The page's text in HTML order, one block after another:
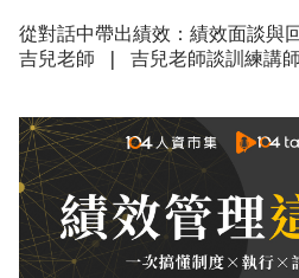
從對話中帶出績效：績效面談與
吉兒老師 | 吉兒老師談訓練講師